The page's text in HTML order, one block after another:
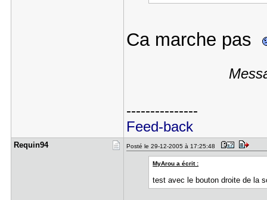
Ca marche pas
---------------
Feed-back
Requin94 Posté le 29-12-2005 à 17:25:48
MyArou a écrit :
test avec le bouton droite de la